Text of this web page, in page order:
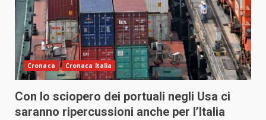
Cronaca Cronaca Italia
Con lo sciopero dei portuali negli Usa ci
saranno ripercussioni anche per l’Italia